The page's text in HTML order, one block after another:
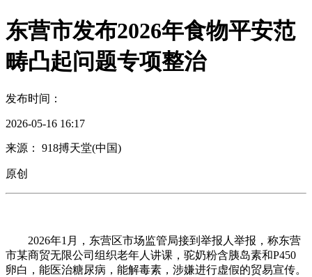
东营市发布2026年食物平安范
畴凸起问题专项整治
发布时间：
2026-05-16 16:17
来源： 918搏天堂(中国)
原创
2026年1月，东营区市场监管局接到举报人举报，称东营
市某商贸无限公司组织老年人讲课，驼奶粉含胰岛素和P450
卵白，能医治糖尿病，能解毒素，涉嫌进行虚假的贸易宣传。